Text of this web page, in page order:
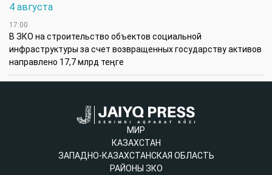
4 августа
17:00
В ЗКО на строительство объектов социальной
инфраструктуры за счет возвращенных государству активов
направлено 17,7 млрд теңге
МИР
КАЗАХСТАН
ЗАПАДНО-КАЗАХСТАНСКАЯ ОБЛАСТЬ
РАЙОНЫ ЗКО